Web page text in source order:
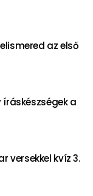
az első
a
versekkel kvíz 3.